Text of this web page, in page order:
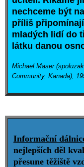
nechceme být
příliš
mladých lidí do
látku danou
Michael Maser
Community, Kanada),
Informační
nejlepších děl
přesune těžiště